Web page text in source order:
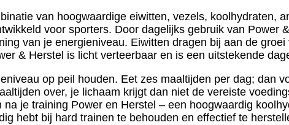
van hoogwaardige eiwitten, vezels, koolhydraten,
voor sporters. Door dagelijks gebruik van Power
van je energieniveau. Eiwitten dragen bij aan de
& Herstel is licht verteerbaar en is een uitstekende
op peil houden. Eet zes maaltijden per dag; dan
over, je lichaam krijgt dan niet de vereiste
je training Power en Herstel – een hoogwaardig
hebt bij hard trainen te behouden en effectief te